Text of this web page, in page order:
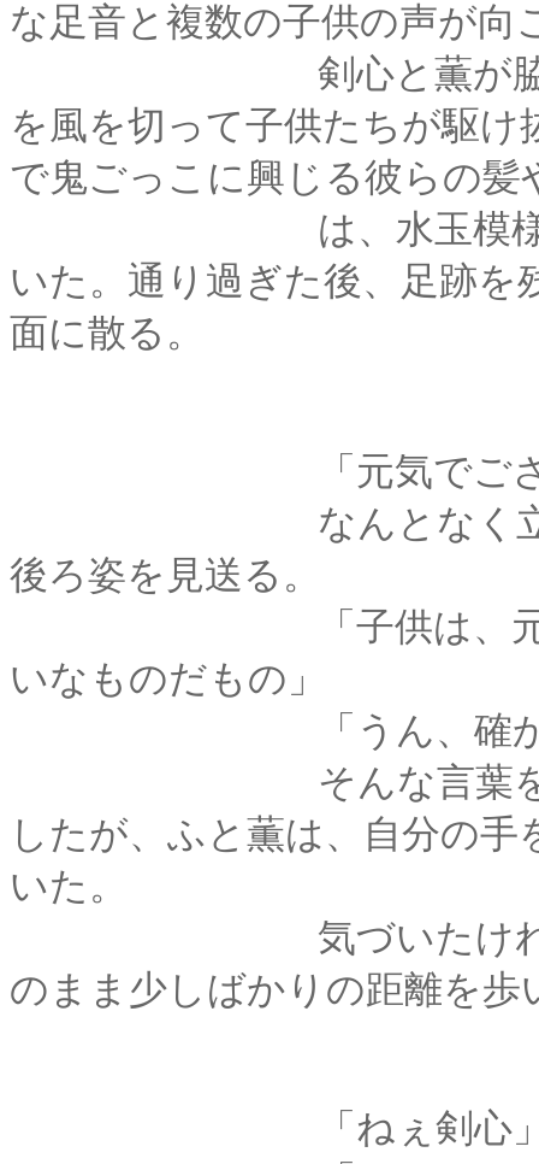
な足音と複数の子供の声が向
剣心と薫が脇によっ
を風を切って子供たちが駆
で鬼ごっこに興じる彼らの髪
は、水玉模様みたい
いた。通り過ぎた後、足跡
面に散る。
「元気でござる
なんとなく立ち止ま
後ろ姿を見送る。
「子供は、元気に走
いなものだもの」
「うん、確かに
そんな言葉を交わし
したが、ふと薫は、自分の
いた。
気づいたけれど、
のまま少しばかりの距離を歩
「ねぇ剣心